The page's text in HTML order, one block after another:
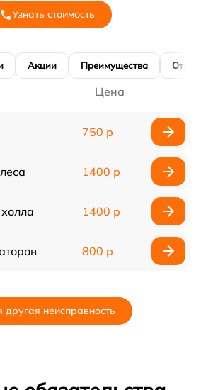
Узнать стоимость
Акции Преимущества
Цена
750 р
1400 р
1400 р
800 р
другая неисправность